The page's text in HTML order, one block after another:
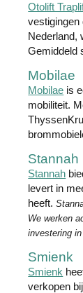
Otolift
vestigingen
Nederland,
Gemiddeld
Mobilae
Mobilae is
mobiliteit.
Stannah
Stannah
levert in
heeft.
We werken
investering
Smienk
Smienk
verkopen